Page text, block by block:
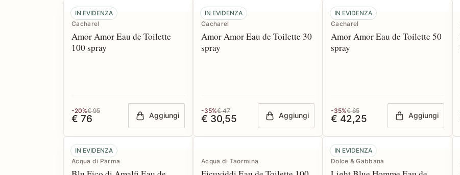
IN EVIDENZA
Cacharel
Amor Amor Eau de Toilette
100 spray
-20%€ 95
€ 76 Aggiungi
IN EVIDENZA
Cacharel
Amor Amor Eau de Toilette 30
spray
-35%€ 47
€ 30,55 Aggiungi
IN EVIDENZA
Cacharel
Amor Amor Eau de Toilette 50
spray
-35%€ 65
€ 42,25 Aggiungi
IN EVIDENZA
Acqua di Parma
Acqua di Taormina
IN EVIDENZA
Dolce & Gabbana